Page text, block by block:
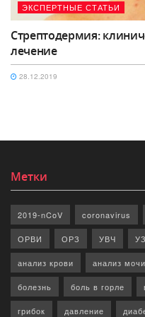
ЭКСПЕРТНЫЕ СТАТЬИ
Стрептодермия:
лечение
28.12.2019
Метки
2019-nCoV coronavirus
ОРВИ ОРЗ УВЧ
анализ крови анализ мочи
болезнь боль в горле
грибок давление